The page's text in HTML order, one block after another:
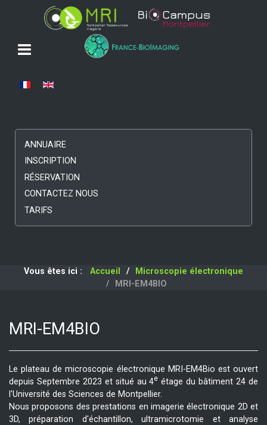
Sélectionnez votre langue
ANNUAIRE
INSCRIPTION
RÉSERVATION
CONTACTEZ NOUS
TARIFS
Vous êtes ici : Accueil
Microscopie électronique
MRI-EM4BIO
MRI-EM4BIO
Le plateau de microscopie électronique MRI-EM4Bio est ouvert
depuis Septembre 2023 et situé au 4e étage du bâtiment 24 de
l'Université des Sciences de Montpellier.
Nous proposons des prestations en imagerie électronique 2D et
3D, préparation d'échantillon, ultramicrotomie et analyse